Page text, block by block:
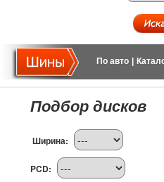
По авто
Подбор дисков
Ширина:
PCD: